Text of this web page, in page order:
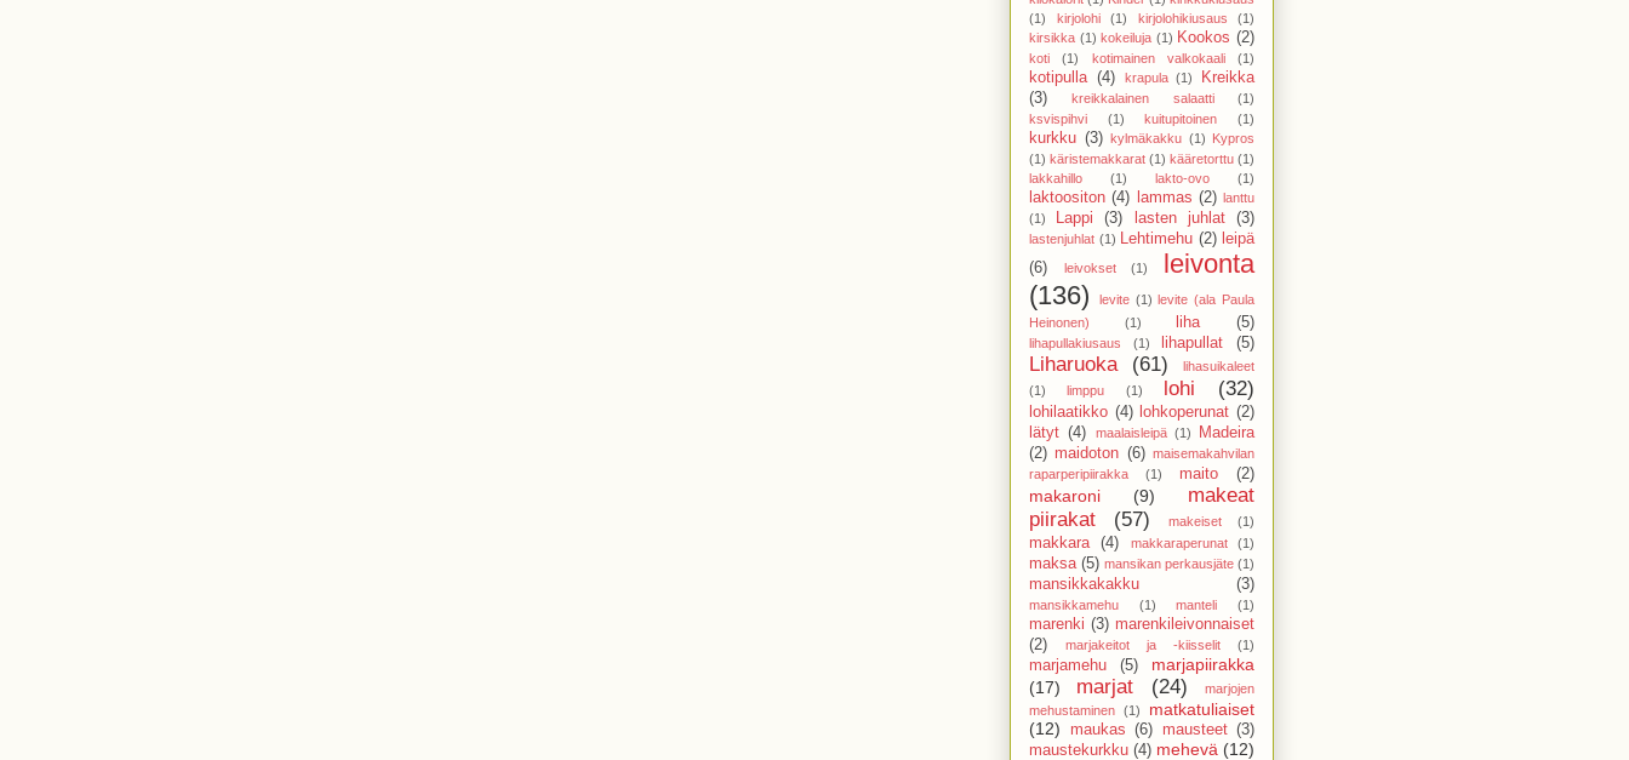
(1)
kirjolohi (1) kirjolohikiusaus
(1)
kirsikka (1) kokeiluja (1) Kookos (2)
koti (1) kotimainen valkokaali (1)
kotipulla (4) krapula (1)
Kreikka
(3)
kreikkalainen salaatti
(1)
ksvispihvi
(1) kuitupitoinen (1)
kurkku (3) kylmäkakku (1) Kypros
(1) käristemakkarat (1) kääretorttu (1)
lakkahillo
(1) lakto-ovo (1)
laktoositon (4) lammas (2) lanttu
(1)
Lappi (3) lasten juhlat (3)
lastenjuhlat (1) Lehtimehu (2) leipä
(6)
leivokset (1)
leivonta
(136)
levite (1) levite (ala Paula
Heinonen)
(1) liha (5)
lihapullakiusaus (1) lihapullat (5)
Liharuoka (61)
lihasuikaleet
(1)
limppu (1) lohi (32)
lohilaatikko (4) lohkoperunat (2)
lätyt (4) maalaisleipä (1)
Madeira
(2) maidoton (6) maisemakahvilan
raparperipiirakka
(1) maito (2)
makaroni (9)
makeat
piirakat
(57) makeiset (1)
makkara (4) makkaraperunat (1)
maksa (5) mansikan perkausjäte (1)
mansikkakakku (3)
mansikkamehu (1) manteli (1)
marenki (3) marenkileivonnaiset
(2)
marjakeitot ja -kiisselit (1)
marjamehu (5)
marjapiirakka
(17)
marjat (24)
marjojen
mehustaminen (1)
matkatuliaiset
(12)
maukas (6) mausteet (3)
maustekurkku (4) mehevä (12)